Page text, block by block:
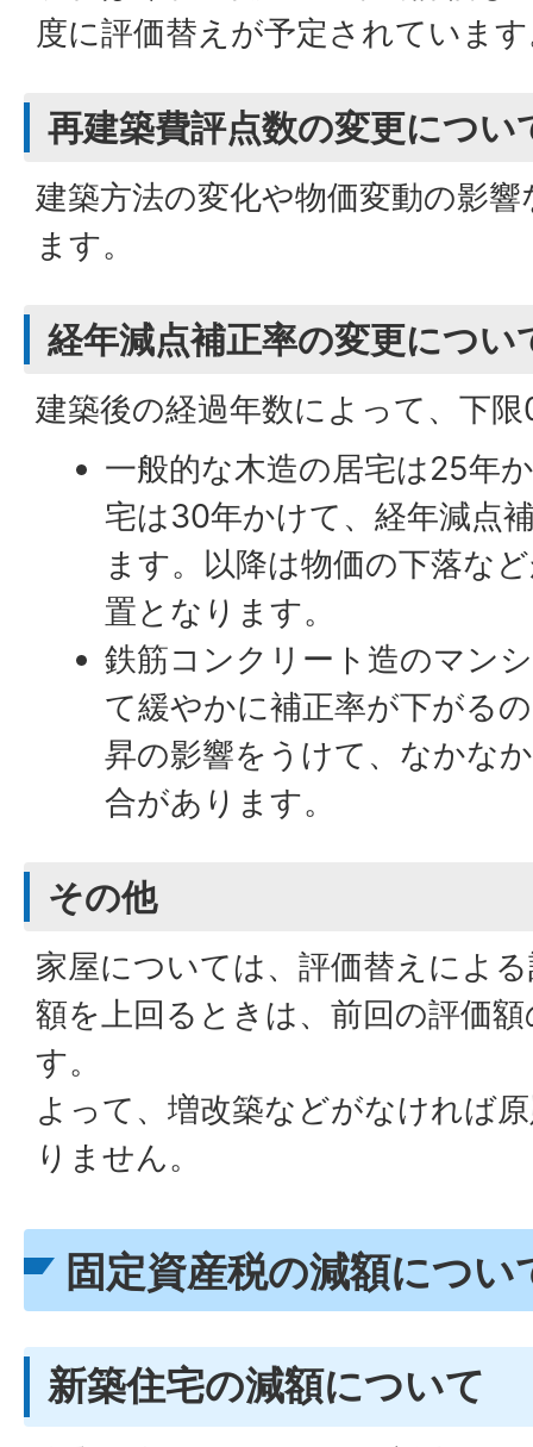
度に評価替えが予定されていま
再建築費評点数の変更につい
建築方法の変化や物価変動の影
ます。
経年減点補正率の変更につい
建築後の経過年数によって、下
一般的な木造の居宅は25年
宅は30年かけて、経年減点
ます。以降は物価の下落な
置となります。
鉄筋コンクリート造のマン
て緩やかに補正率が下がる
昇の影響をうけて、なかな
合があります。
その他
家屋については、評価替えによ
額を上回るときは、前回の評価
す。
よって、増改築などがなければ
りません。
固定資産税の減額につい
新築住宅の減額について